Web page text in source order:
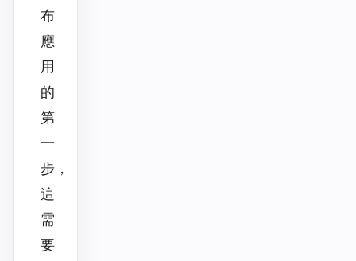
布
應
用
的
第
一
步，
這
需
要